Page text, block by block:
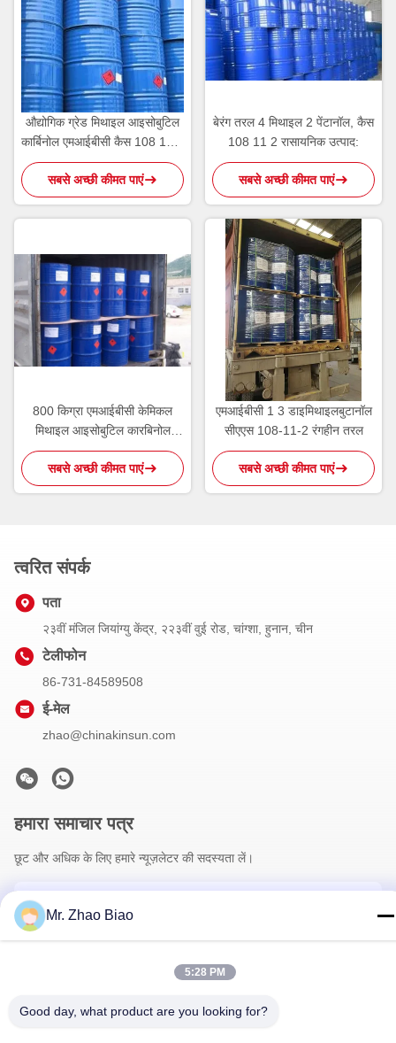
औद्योगिक ग्रेड मिथाइल आइसोबुटिल
कार्बिनोल एमआईबीसी कैस 108 11 2
हल्के अल्कोहल गंध:
सबसे अच्छी कीमत पाएं
बेरंग तरल 4 मिथाइल 2 पेंटानॉल, कैस
108 11 2 रासायनिक उत्पाद:
सबसे अच्छी कीमत पाएं
800 किग्रा एमआईबीसी केमिकल
मिथाइल आइसोबुटिल कारबिनोल
फ्लोटेशन रिएजेंट सीएएस 108-11-2
सबसे अच्छी कीमत पाएं
एमआईबीसी 1 3 डाइमिथाइलबुटानॉल
सीएएस 108-11-2 रंगहीन तरल
सबसे अच्छी कीमत पाएं
त्वरित संपर्क
पता
२३वीं मंजिल जियांग्यु केंद्र, २२३वीं वुई रोड, चांग्शा, हुनान, चीन
टेलीफोन
86-731-84589508
ई-मेल
zhao@chinakinsun.com
हमारा समाचार पत्र
छूट और अधिक के लिए हमारे न्यूज़लेटर की सदस्यता लें।
Mr. Zhao Biao
5:28 PM
Good day, what product are you looking for?